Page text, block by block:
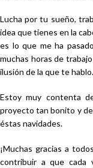
Lucha por tu sueño,
idea que tienes en la
es lo que me ha
muchas horas de
ilusión de la que te hablo.
Estoy muy contenta
proyecto tan bonito y
éstas navidades.
¡Muchas gracias a
contribuir a que cada